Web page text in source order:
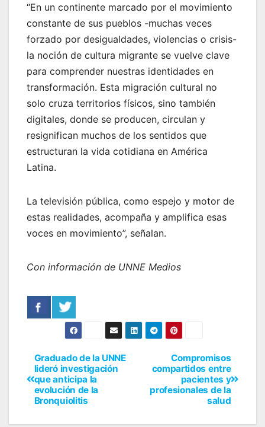
“En un continente marcado por el movimiento
constante de sus pueblos -muchas veces
forzado por desigualdades, violencias o crisis-
la noción de cultura migrante se vuelve clave
para comprender nuestras identidades en
transformación. Esta migración cultural no
solo cruza territorios físicos, sino también
digitales, donde se producen, circulan y
resignifican muchos de los sentidos que
estructuran la vida cotidiana en América
Latina.
La televisión pública, como espejo y motor de
estas realidades, acompaña y amplifica esas
voces en movimiento”, señalan.
Con información de UNNE Medios
Compromisos
compartidos entre
pacientes y
profesionales de la
salud
Graduado de la UNNE
lideró investigación
que anticipa la
evolución de la
Bronquiolitis